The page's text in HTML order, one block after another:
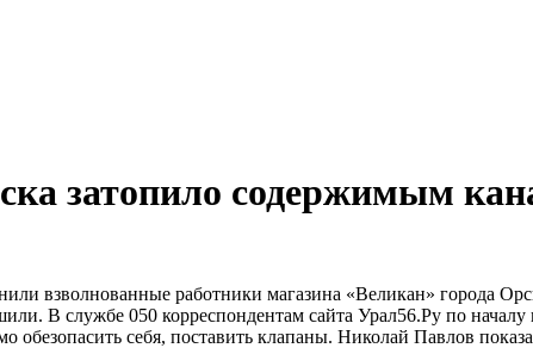
затопило содержимым
взволнованные работники магазина «Великан» города
В службе 050 корреспондентам сайта Урал56.Ру по
обезопасить себя, поставить клапаны. Николай Павлов